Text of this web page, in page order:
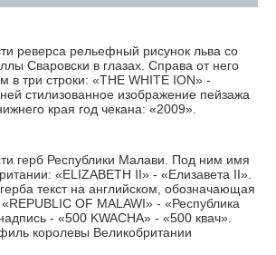
реверса рельефный рисунок льва со
Сваровски в глазах. Справа от него
в три строки: «THE WHITE ION» -
стилизованное изображение пейзажа
края год чекана: «2009».
герб Республики Малави. Под ним имя
«ELIZABETH II» - «Елизавета II».
текст на английском, обозначающая
OF MALAWI» - «Республика
- «500 KWACHA» - «500 квач».
королевы Великобритании